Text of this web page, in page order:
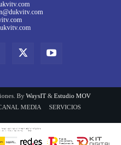
ByWaysIT & Estudio MOV
MEDIA
SERVICIOS